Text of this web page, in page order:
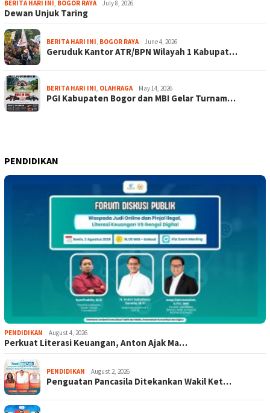
BERITA HARI INI, BOGOR RAYA July 8, 2026
Dewan Unjuk Taring
BERITA HARI INI, BOGOR RAYA June 4, 2026
Geruduk Kantor ATR/BPN Wilayah 1 Kabupat…
BERITA HARI INI, OLAHRAGA May 14, 2026
PGI Kabupaten Bogor dan MBI Gelar Turnam…
PENDIDIKAN
PENDIDIKAN August 4, 2026
Perkuat Literasi Keuangan, Anton Ajak Ma…
PENDIDIKAN August 2, 2026
Penguatan Pancasila Ditekankan Wakil Ket…